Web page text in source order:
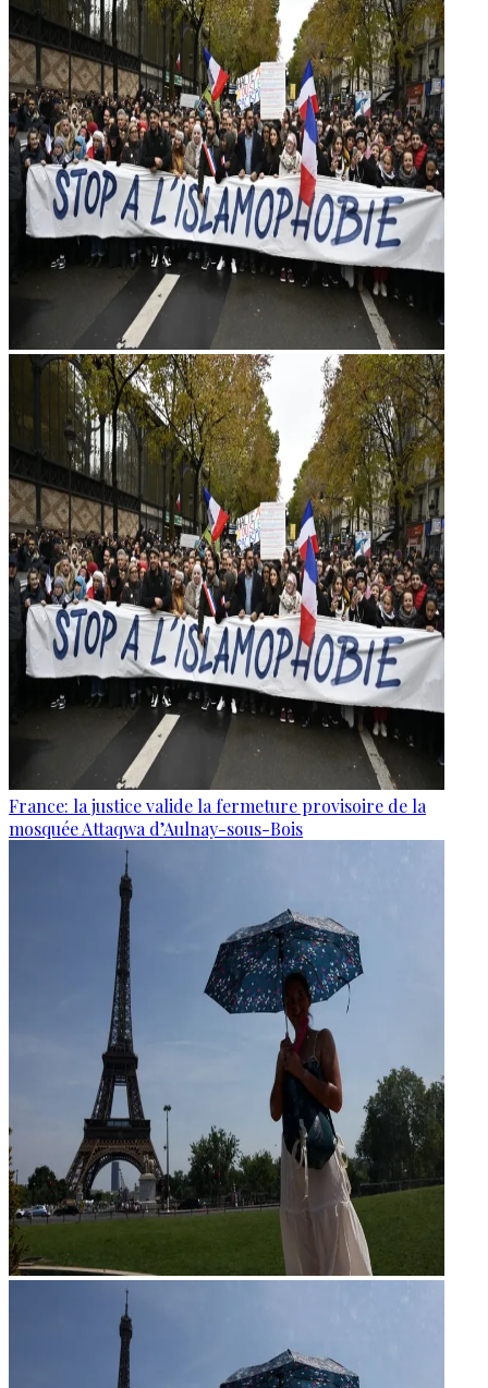
France: la justice valide la fermeture provisoire de la
mosquée Attaqwa d’Aulnay-sous-Bois